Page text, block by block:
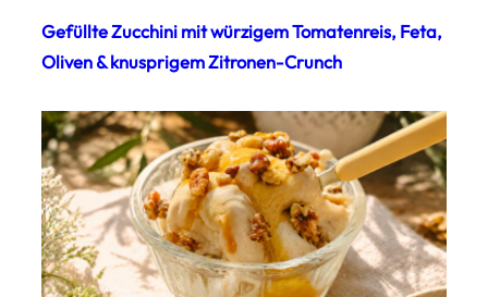
Gefüllte Zucchini mit würzigem Tomatenreis, Feta,
Oliven & knusprigem Zitronen-Crunch